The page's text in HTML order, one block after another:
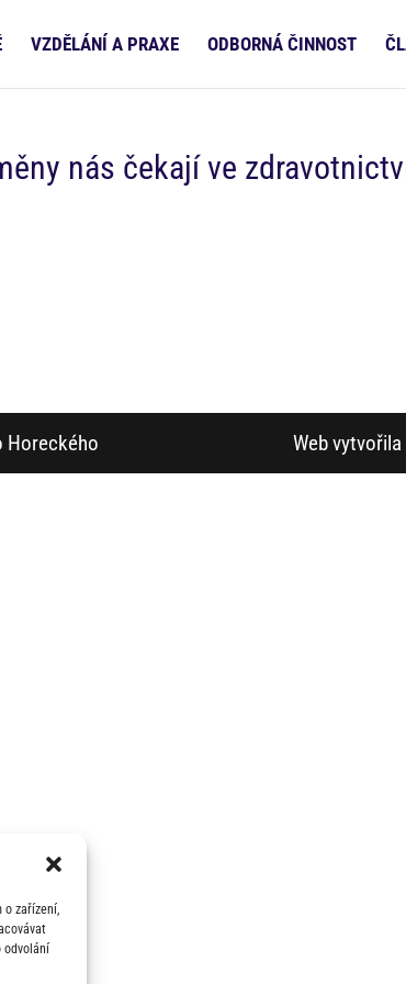
o zařízení,
odvolání
VZDĚLÁNÍ A PRAXE ODBORNÁ ČINNOST
nás čekají ve
Horeckého Web